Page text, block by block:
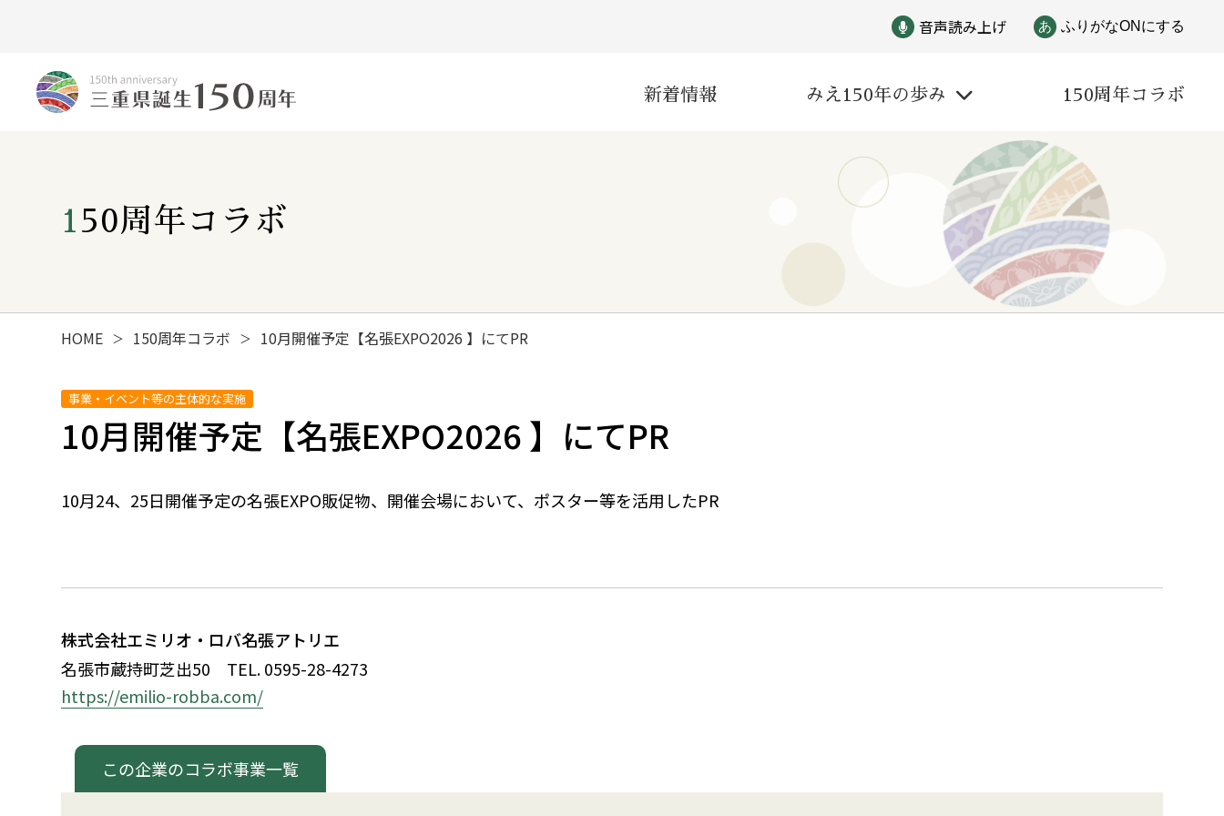
音声読み上げ あ ふりがなONにする
新着情報 みえ150年の歩み
インフラ
150周年コラボ
150周年コラボ
HOME ＞ 150周年コラボ ＞ 10月開催予定【名張EXPO2026 】にてPR
事業・イベント等の主体的な実施
10月開催予定【名張EXPO2026 】にてPR
10月24、 25日開催予定の名張EXPO販促物、開催会場において、ポスター等を活用したPR
株式会社エミリオ・ロバ名張アトリエ
名張市蔵持町芝出50 TEL. 0595-28-4273
https://emilio-robba.com/
この企業のコラボ事業一覧